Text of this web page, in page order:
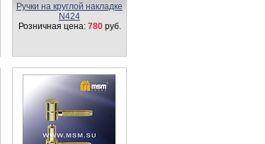
Ручки на круглой накладке
N424
Розничная цена: 780руб.